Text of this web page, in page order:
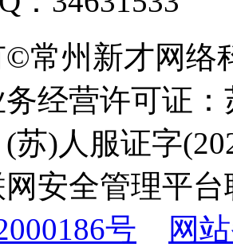
©常州新才网络
经营许可证
苏)人服证字
安全管理平
号
网